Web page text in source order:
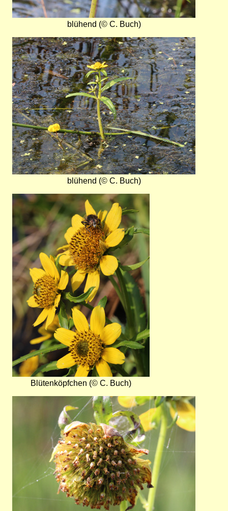
blühend (© C. Buch)
Bild
blühend (© C. Buch)
Bild
Blütenköpfchen (© C. Buch)